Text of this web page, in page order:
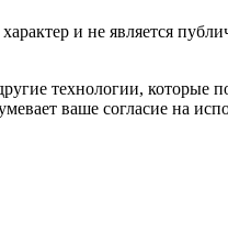
и не является
технологии, которые
ваше согласие на